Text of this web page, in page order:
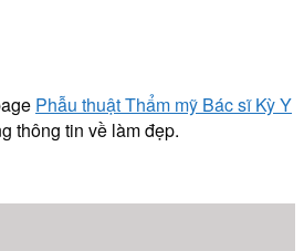
Phẫu thuật Thẩm mỹ Bác sĩ Kỳ Y
thông tin về làm đẹp.